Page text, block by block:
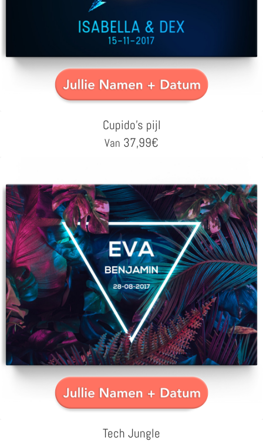
Cupido's pijl
Van 37,99€
Tech Jungle